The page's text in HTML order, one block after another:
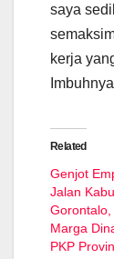
saya
kerja
Related
Genjot
Jalan
Gorontalo,
Marga
PKP